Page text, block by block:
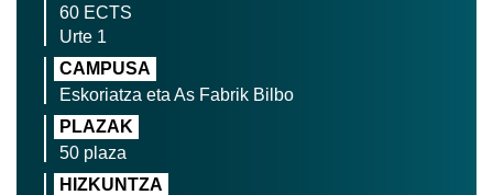
60 ECTS
Urte 1
CAMPUSA
Eskoriatza eta As Fabrik Bilbo
PLAZAK
50 plaza
HIZKUNTZA